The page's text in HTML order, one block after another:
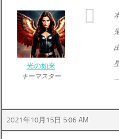
光の如来
キーマスター
—
2021年10月15日 5:06 AM